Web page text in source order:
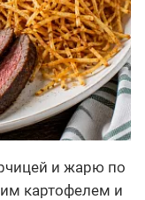
и жарю по
картофелем и